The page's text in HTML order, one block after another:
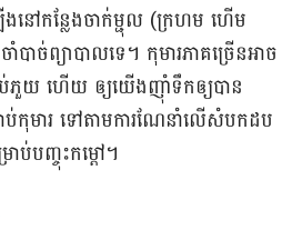
នៅ​កន្លែង​ចាក់​ម្ជុល (ក្រហម ហើម
ាច់​ព្យាបាល​ទេ។ កុមារ​ភាគ​ច្រើន​អាច​
ប់​ភួយ ហើយ​ ឲ្យយើង​ញ៉ាំ​ទឹក​ឲ្យ​បាន​
ប់​កុមារ​ ទៅ​តាម​ការ​ណែនាំ​លើ​សំបក​ដប
ាប់​បញ្ចុះ​កម្ដៅ។